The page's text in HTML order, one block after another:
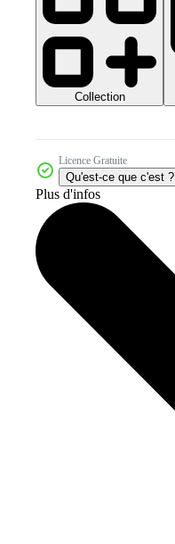
Collection
Licence Gratuite
Qu'est-ce que c'est ?
Plus d'infos